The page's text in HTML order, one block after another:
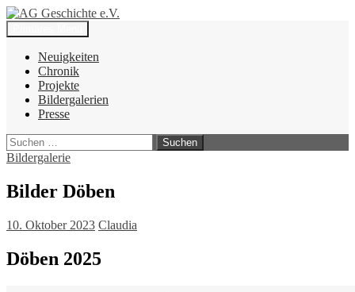
Zum
Inhalt
springen
AG Geschichte e.V.
Suchen
Neuigkeiten
Chronik
Projekte
Bildergalerien
Presse
Suchen
nach:
Bildergalerie
Bilder Döben
10. Oktober 2023 Claudia
Döben 2025